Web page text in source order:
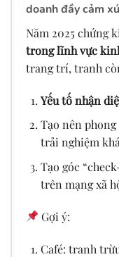
doanh đầy cảm
Năm 2025 chứng
trong lĩnh vực
trang trí, tranh
Yếu tố nhận
Tạo nên
trải nghiệm
Tạo góc
trên mạng xã
Gợi ý:
Café: tranh